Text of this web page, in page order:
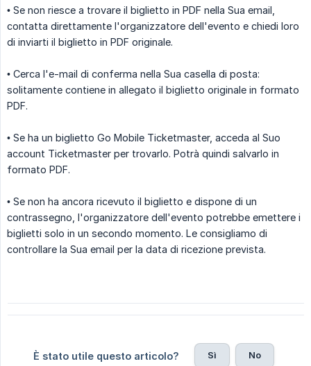
• Se non riesce a trovare il biglietto in PDF nella Sua email,
contatta direttamente l'organizzatore dell'evento e chiedi loro
di inviarti il ​​biglietto in PDF originale.
• Cerca l'e-mail di conferma nella Sua casella di posta:
solitamente contiene in allegato il biglietto originale in formato
PDF.
• Se ha un biglietto Go Mobile Ticketmaster, acceda al Suo
account Ticketmaster per trovarlo. Potrà quindi salvarlo in
formato PDF.
• Se non ha ancora ricevuto il biglietto e dispone di un
contrassegno, l'organizzatore dell'evento potrebbe emettere i
biglietti solo in un secondo momento. Le consigliamo di
controllare la Sua email per la data di ricezione prevista.
È stato utile questo articolo? Sì No